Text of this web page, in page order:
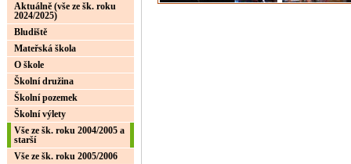
Aktuálně (vše ze šk. roku
2024/2025)
Bludiště
Mateřská škola
O škole
Školní družina
Školní pozemek
Školní výlety
Vše ze šk. roku 2004/2005 a
starší
Vše ze šk. roku 2005/2006